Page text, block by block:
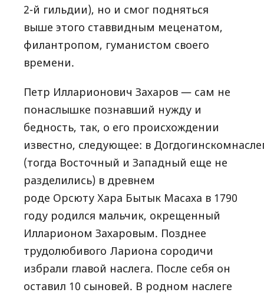
2-й гильдии), но и смог подняться
выше этого ставвидным меценатом,
филантропом, гуманистом своего
времени.
Петр Илларионович Захаров — сам не
понаслышке познавший нужду и
бедность, так, о его происхождении
известно, следующее: в
(тогда Восточный и Западный еще не
разделились) в древнем
роде Орсюту Хара Бытык Масаха в 1790
году родился мальчик, окрещенный
Илларионом Захаровым. Позднее
трудолюбивого Лариона сородичи
избрали главой наслега. После себя он
оставил 10 сыновей. В родном наслеге